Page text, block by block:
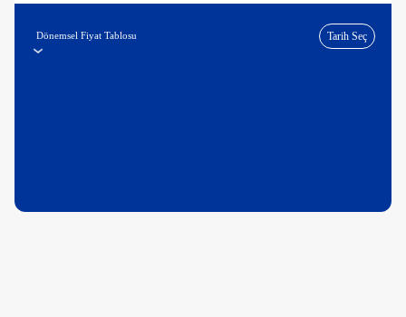
Dönemsel Fiyat Tablosu Tarih Seç